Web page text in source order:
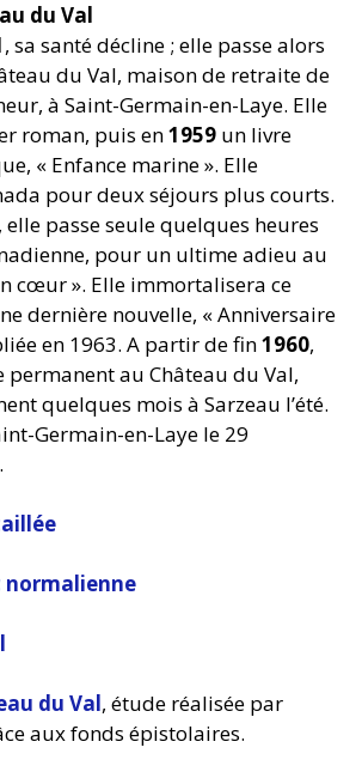
du Val
, sa santé décline ; elle passe alors
du Val, maison de retraite de
à Saint-Germain-en-Laye. Elle
roman, puis en1959 un livre
« Enfance marine ». Elle
pour deux séjours plus courts.
elle passe seule quelques heures
pour un ultime adieu au
cœur ». Elle immortalisera ce
dernière nouvelle, « Anniversaire
en 1963. A partir de fin1960,
permanent au Château du Val,
quelques mois à Sarzeau l’été.
Germain-en-Laye le 29
normalienne
du Val, étude réalisée par
aux fonds épistolaires.